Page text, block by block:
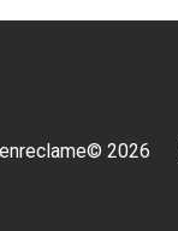
2026